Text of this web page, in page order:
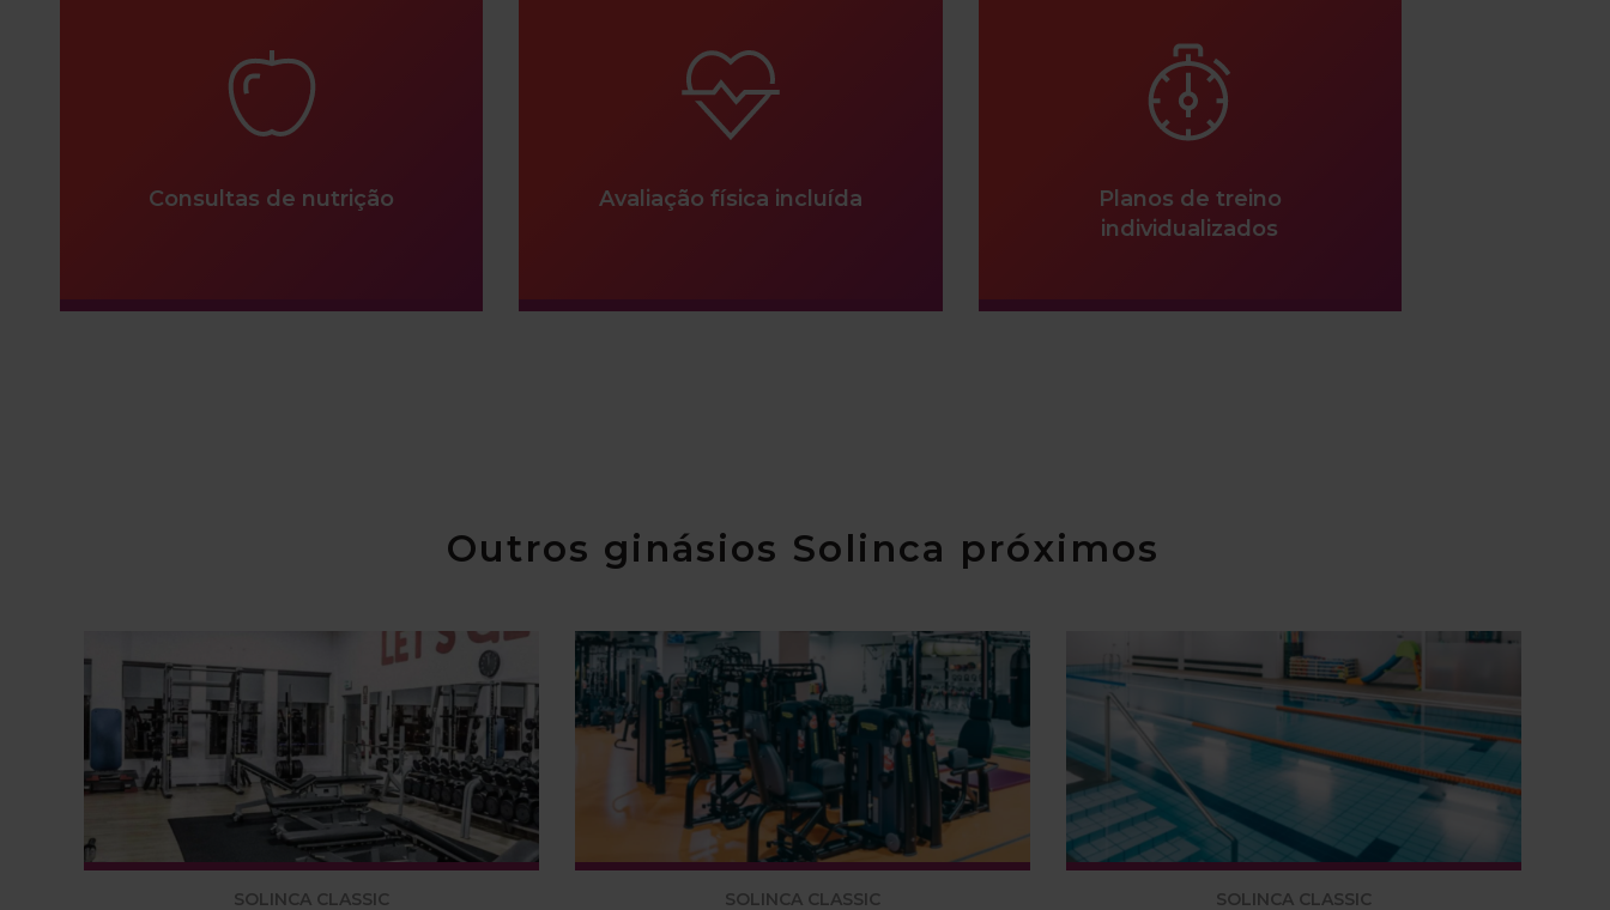
Consultas de nutrição Avaliação física incluída
Planos de treino
individualizados
Outros ginásios Solinca próximos
SOLINCA CLASSIC SOLINCA CLASSIC SOLINCA CLASSIC